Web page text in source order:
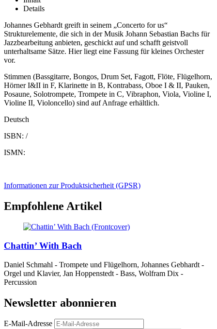
Details
Johannes Gebhardt greift in seinem „Concerto for us“
Strukturelemente, die sich in der Musik Johann Sebastian Bachs für
Jazzbearbeitung anbieten, geschickt auf und schafft geistvoll
unterhaltsame Sätze. Hier liegt eine Fassung für kleines Orchester
vor.
Stimmen (Bassgitarre, Bongos, Drum Set, Fagott, Flöte, Flügelhorn,
Hörner I&II in F, Klarinette in B, Kontrabass, Oboe I & II, Pauken,
Posaune, Solotrompete, Trompete in C, Vibraphon, Viola, Violine I,
Violine II, Violoncello) sind auf Anfrage erhältlich.
Deutsch
ISBN: /
ISMN:
Informationen zur Produktsicherheit (GPSR)
Empfohlene Artikel
Chattin’ With Bach
Daniel Schmahl - Trompete und Flügelhorn, Johannes Gebhardt -
Orgel und Klavier, Jan Hoppenstedt - Bass, Wolfram Dix -
Percussion
Newsletter abonnieren
E-Mail-Adresse